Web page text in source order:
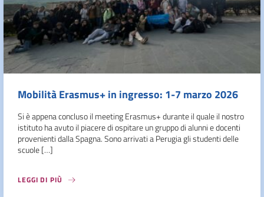
Mobilità Erasmus+ in ingresso: 1-7 marzo 2026
Si è appena concluso il meeting Erasmus+ durante il quale il nostro
istituto ha avuto il piacere di ospitare un gruppo di alunni e docenti
provenienti dalla Spagna. Sono arrivati a Perugia gli studenti delle
scuole […]
LEGGI DI PIÙ